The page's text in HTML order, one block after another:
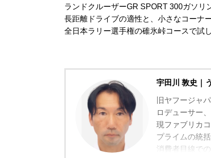
ランドクルーザーGR SPORT 300ガソリ
長距離ドライブの適性と、小さなコーナ
全日本ラリー選手権の碓氷峠コースで試
宇田川 敦史｜
旧ヤフージャ
ロデューサー
現ファブリカ
プライムの統括
消費者目線で